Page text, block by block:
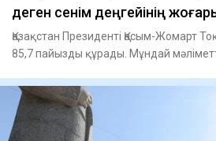
деген сенім деңгейінің
Қазақстан Президенті Қасым-Жомарт
85,7 пайызды құрады. Мұндай